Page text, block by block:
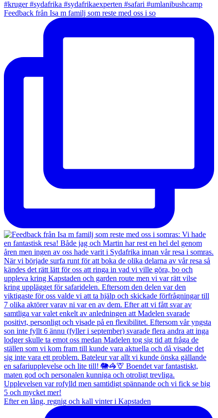
Feedback från Isa m familj som reste med oss i so
Efter en lång, regnig och kall vinter i Kapstaden